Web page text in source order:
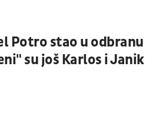
Potro stao u odbranu
su još Karlos i Janik